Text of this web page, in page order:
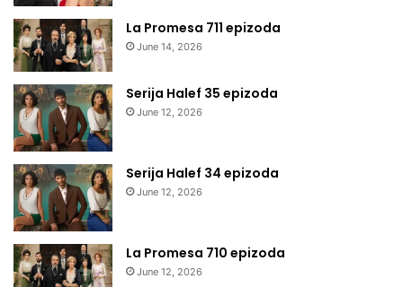
La Promesa 711 epizoda
June 14, 2026
Serija Halef 35 epizoda
June 12, 2026
Serija Halef 34 epizoda
June 12, 2026
La Promesa 710 epizoda
June 12, 2026